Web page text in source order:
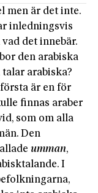
men är det inte.
inledningsvis
det innebär.
den arabiska
arabiska?
är en för
finnas araber
som om alla
Den
umman,
I